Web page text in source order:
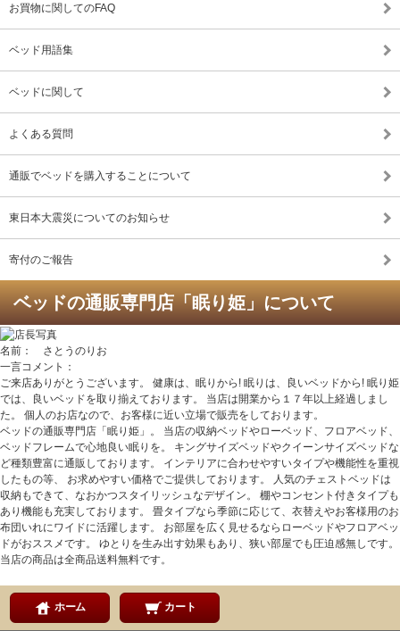
お買物に関してのFAQ
ベッド用語集
ベッドに関して
よくある質問
通販でベッドを購入することについて
東日本大震災についてのお知らせ
寄付のご報告
ベッドの通販専門店「眠り姫」について
名前： さとうのりお
一言コメント：
ご来店ありがとうございます。 健康は、眠りから! 眠りは、良いベッドから! 眠り姫
では、良いベッドを取り揃えております。 当店は開業から１７年以上経過しまし
た。 個人のお店なので、お客様に近い立場で販売をしております。
ベッドの通販専門店「眠り姫」。 当店の収納ベッドやローベッド、フロアベッド、
ベッドフレームで心地良い眠りを。 キングサイズベッドやクイーンサイズベッドな
ど種類豊富に通販しております。 インテリアに合わせやすいタイプや機能性を重視
したもの等、 お求めやすい価格でご提供しております。 人気のチェストベッドは
収納もできて、なおかつスタイリッシュなデザイン。 棚やコンセント付きタイプも
あり機能も充実しております。 畳タイプなら季節に応じて、衣替えやお客様用のお
布団いれにワイドに活躍します。 お部屋を広く見せるならローベッドやフロアベッ
ドがおススメです。 ゆとりを生み出す効果もあり、狭い部屋でも圧迫感無しです。
当店の商品は全商品送料無料です。
ホーム カート